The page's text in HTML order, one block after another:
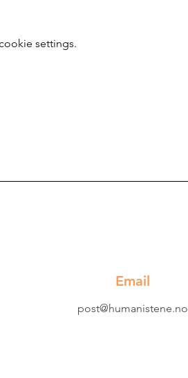
settings.
Email
post@humanistene.no